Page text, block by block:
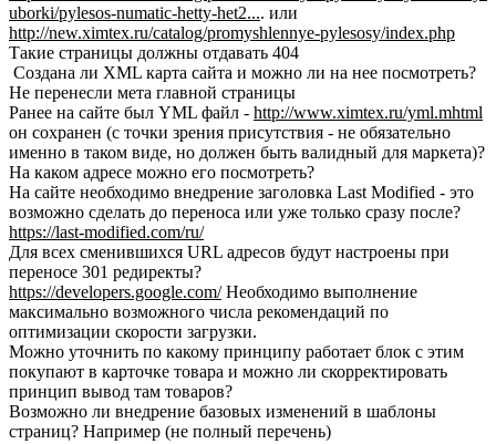
uborki/pylesos-numatic-hetty-het2.... или
http://new.ximtex.ru/catalog/promyshlennye-pylesosy/index.php
Такие страницы должны отдавать 404
Создана ли XML карта сайта и можно ли на нее посмотреть?
Не перенесли мета главной страницы
Ранее на сайте был YML файл - http://www.ximtex.ru/yml.mhtml
он сохранен (с точки зрения присутствия - не обязательно
именно в таком виде, но должен быть валидный для маркета)?
На каком адресе можно его посмотреть?
На сайте необходимо внедрение заголовка Last Modified - это
возможно сделать до переноса или уже только сразу после?
https://last-modified.com/ru/
Для всех сменившихся URL адресов будут настроены при
переносе 301 редиректы?
https://developers.google.com/Необходимо выполнение
максимально возможного числа рекомендаций по
оптимизации скорости загрузки.
Можно уточнить по какому принципу работает блок с этим
покупают в карточке товара и можно ли скорректировать
принцип вывод там товаров?
Возможно ли внедрение базовых изменений в шаблоны
страниц? Например (не полный перечень)